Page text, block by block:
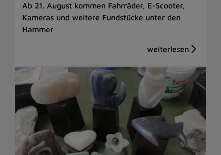
Ab 21. August kommen Fahrräder, E-Scooter,
Kameras und weitere Fundstücke unter den
Hammer